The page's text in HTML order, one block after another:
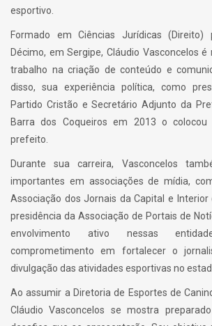
esportivo.
Formado em Ciências Jurídicas (Direito)
Décimo, em Sergipe, Cláudio Vasconcelos
trabalho na criação de conteúdo e
disso, sua experiência política, como
Partido Cristão e Secretário Adjunto da
Barra dos Coqueiros em 2013 o
prefeito.
Durante sua carreira, Vasconcelos
importantes em associações de mídia,
Associação dos Jornais da Capital e Interior
presidência da Associação de Portais de
envolvimento ativo nessas
comprometimento em fortalecer o
divulgação das atividades esportivas no
Ao assumir a Diretoria de Esportes de
Cláudio Vasconcelos se mostra